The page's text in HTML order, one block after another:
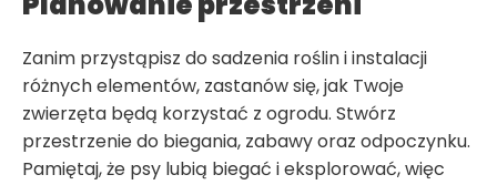
Zanim przystąpisz do sadzenia roślin i instalacji
różnych elementów, zastanów się, jak Twoje
zwierzęta będą korzystać z ogrodu. Stwórz
przestrzenie do biegania, zabawy oraz odpoczynku.
Pamiętaj, że psy lubią biegać i eksplorować, więc